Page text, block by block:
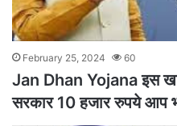
February 25, 2024 60
Jan Dhan Yojana इस
सरकार 10 हजार रुपये आप